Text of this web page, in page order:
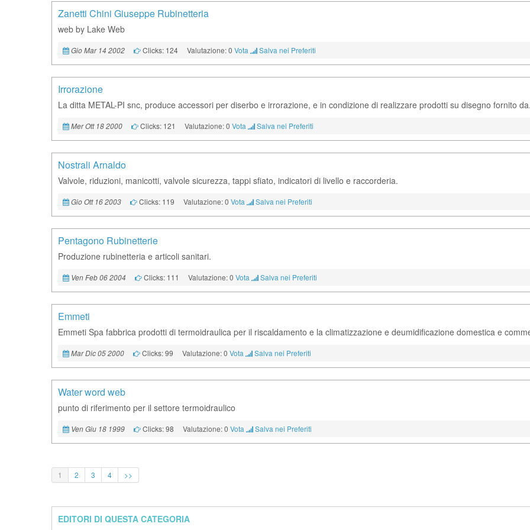
Zanetti Chini Giuseppe Rubinetteria
web by Lake Web
Gio Mar 14 2002 Clicks: 124 Valutazione: 0 Vota Salva nei Preferiti
Irrorazione
La ditta METAL-PI snc, produce accessori per diserbo e irrorazione, e in condizione di realizzare prodotti su disegno fornito
Mer Ott 18 2000 Clicks: 121 Valutazione: 0 Vota Salva nei Preferiti
Nostrali Arnaldo
Valvole, riduzioni, manicotti, valvole sicurezza, tappi sfiato, indicatori di livello e raccorderia.
Gio Ott 16 2003 Clicks: 119 Valutazione: 0 Vota Salva nei Preferiti
Pentagono Rubinetterie
Produzione rubinetteria e articoli sanitari.
Ven Feb 06 2004 Clicks: 111 Valutazione: 0 Vota Salva nei Preferiti
Emmeti
Emmeti Spa fabbrica prodotti di termoidraulica per il riscaldamento e la climatizzazione e deumidificazione domestica e
Mar Dic 05 2000 Clicks: 99 Valutazione: 0 Vota Salva nei Preferiti
Water word web
punto di riferimento per il settore termoidraulico
Ven Giu 18 1999 Clicks: 98 Valutazione: 0 Vota Salva nei Preferiti
1 2 3 4 >>
EDITORI DI QUESTA CATEGORIA